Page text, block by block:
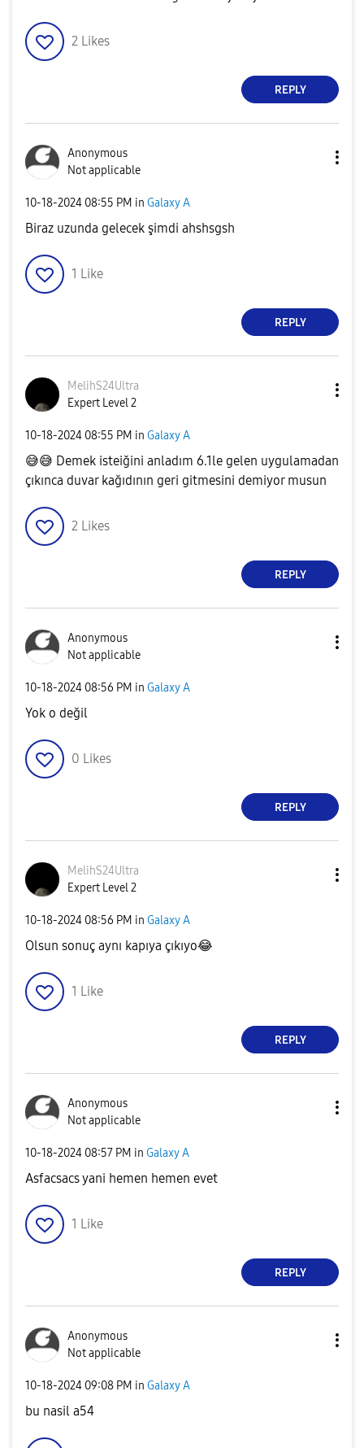
2 Likes
REPLY
Anonymous
Not applicable
‎10-18-2024 08:55 PM in Galaxy A
Biraz uzunda gelecek şimdi ahshsgsh
1 Like
REPLY
MelihS24Ultra
Expert Level 2
‎10-18-2024 08:55 PM in Galaxy A
😅😅 Demek isteiğini anladım 6.1le gelen uygulamadan
çıkınca duvar kağıdının geri gitmesini demiyor musun
2 Likes
REPLY
Anonymous
Not applicable
‎10-18-2024 08:56 PM in Galaxy A
Yok o değil
0 Likes
REPLY
MelihS24Ultra
Expert Level 2
‎10-18-2024 08:56 PM in Galaxy A
Olsun sonuç aynı kapıya çıkıyo😂
1 Like
REPLY
Anonymous
Not applicable
‎10-18-2024 08:57 PM in Galaxy A
Asfacsacs yani hemen hemen evet
1 Like
REPLY
Anonymous
Not applicable
‎10-18-2024 09:08 PM in Galaxy A
bu nasil a54